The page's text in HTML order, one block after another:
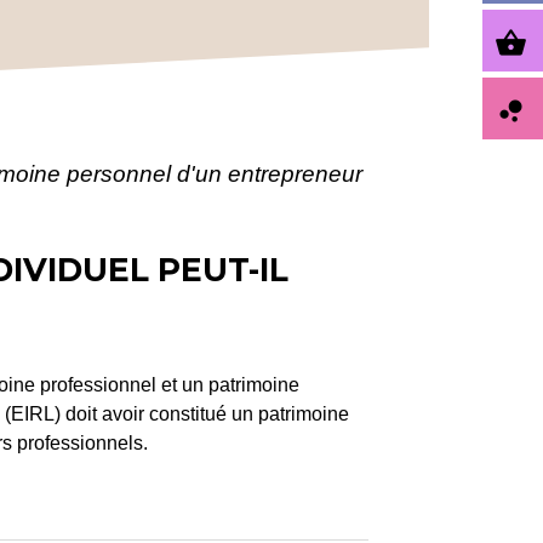
personnel d'un entrepreneur
PEUT-IL
professionnel et un patrimoine
doit avoir constitué un patrimoine
professionnels.
shopping_basket
bubble_chart